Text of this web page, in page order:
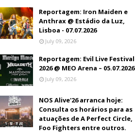
Reportagem: Iron Maiden e
Anthrax @ Estádio da Luz,
Lisboa - 07.07.2026
July 09, 2026
Reportagem: Evil Live Festival
2026 @ MEO Arena – 05.07.2026
July 09, 2026
NOS Alive'26 arranca hoje:
Consulta os horários para as
atuações de A Perfect Circle,
Foo Fighters entre outros.